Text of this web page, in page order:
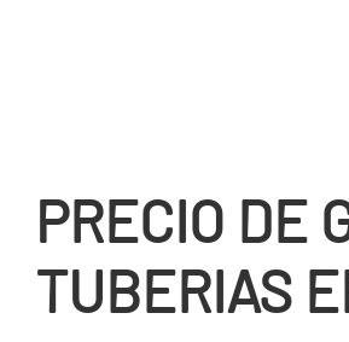
PRECIO DE
TUBERIAS